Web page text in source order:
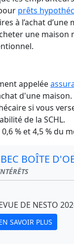
vérification bancaire
d'hypothèque
prêts
à l’achat
une
appelée
d'une maison.
si vous
de la SCHL.
% et 4,5 % du
BOÎTE
DE NESTO
SAVOIR PLUS